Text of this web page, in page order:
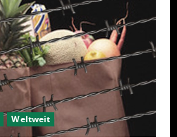
Weltweit